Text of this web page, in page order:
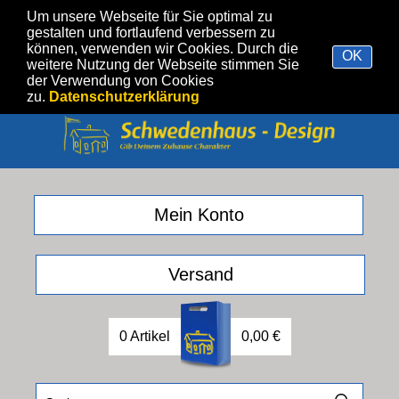
Um unsere Webseite für Sie optimal zu
gestalten und fortlaufend verbessern zu
können, verwenden wir Cookies. Durch die
weitere Nutzung der Webseite stimmen Sie
der Verwendung von Cookies
zu. Datenschutzerklärung
OK
0 Artikel 0,00 €
Versand
Mein Konto